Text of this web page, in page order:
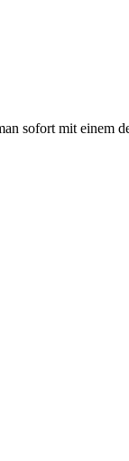
sofort mit einem